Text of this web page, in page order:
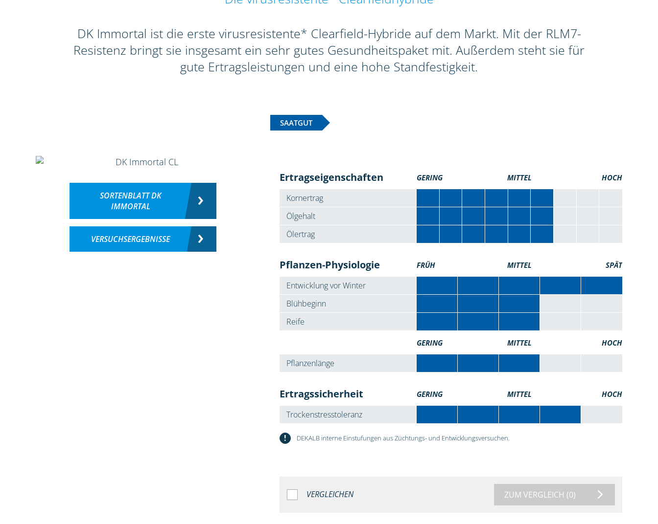
DK Immortal ist die erste virusresistente* Clearfield-Hybride auf dem Markt. Mit der RLM7-
Resistenz bringt sie insgesamt ein sehr gutes Gesundheitspaket mit. Außerdem steht sie für
gute Ertragsleistungen und eine hohe Standfestigkeit.
SAATGUT
SORTENBLATT DK
IMMORTAL
VERSUCHSERGEBNISSE
Ertragseigenschaften GERING MITTEL HOCH
Kornertrag
Ölgehalt
Ölertrag
Pflanzen-Physiologie FRÜH MITTEL SPÄT
Entwicklung vor Winter
Blühbeginn
Reife
GERING MITTEL HOCH
Pflanzenlänge
Ertragssicherheit GERING MITTEL HOCH
Trockenstresstoleranz
! DEKALB interne Einstufungen aus Züchtungs- und Entwicklungsversuchen.
VERGLEICHEN ZUM VERGLEICH (0)